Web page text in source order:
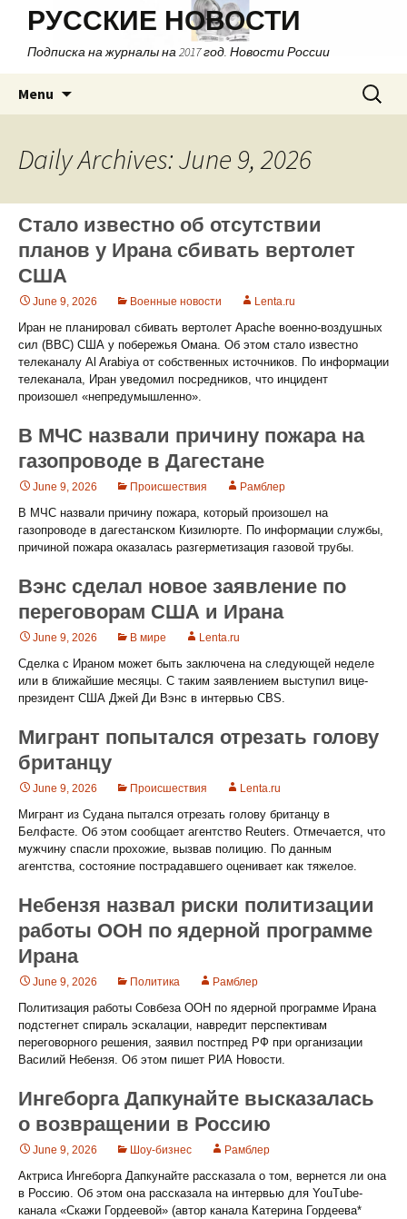
РУССКИЕ НОВОСТИ
Подписка на журналы на 2017 год. Новости России
Menu
content
Search
for:
Daily Archives: June 9, 2026
Стало известно об отсутствии
планов у Ирана сбивать вертолет
США
June 9, 2026 Военные новости Lenta.ru
Иран не планировал сбивать вертолет Apache военно-воздушных
сил (ВВС) США у побережья Омана. Об этом стало известно
телеканалу Al Arabiya от собственных источников. По информации
телеканала, Иран уведомил посредников, что инцидент
произошел «непредумышленно».
В МЧС назвали причину пожара на
газопроводе в Дагестане
June 9, 2026 Происшествия Рамблер
В МЧС назвали причину пожара, который произошел на
газопроводе в дагестанском Кизилюрте. По информации службы,
причиной пожара оказалась разгерметизация газовой трубы.
Вэнс сделал новое заявление по
переговорам США и Ирана
June 9, 2026 В мире Lenta.ru
Сделка с Ираном может быть заключена на следующей неделе
или в ближайшие месяцы. С таким заявлением выступил вице-
президент США Джей Ди Вэнс в интервью CBS.
Мигрант попытался отрезать голову
британцу
June 9, 2026 Происшествия Lenta.ru
Мигрант из Судана пытался отрезать голову британцу в
Белфасте. Об этом сообщает агентство Reuters. Отмечается, что
мужчину спасли прохожие, вызвав полицию. По данным
агентства, состояние пострадавшего оценивает как тяжелое.
Небензя назвал риски политизации
работы ООН по ядерной программе
Ирана
June 9, 2026 Политика Рамблер
Политизация работы Совбеза ООН по ядерной программе Ирана
подстегнет спираль эскалации, навредит перспективам
переговорного решения, заявил постпред РФ при организации
Василий Небензя. Об этом пишет РИА Новости.
Ингеборга Дапкунайте высказалась
о возвращении в Россию
June 9, 2026 Шоу-бизнес Рамблер
Актриса Ингеборга Дапкунайте рассказала о том, вернется ли она
в Россию. Об этом она рассказала на интервью для YouTube-
канала «Скажи Гордеевой» (автор канала Катерина Гордеева*